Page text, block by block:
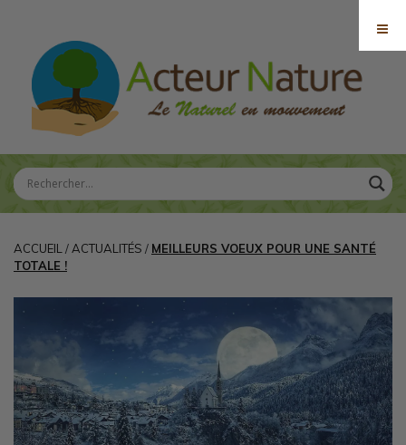
ACCUEIL / ACTUALITÉS / MEILLEURS VOEUX POUR UNE SANTÉ
TOTALE !